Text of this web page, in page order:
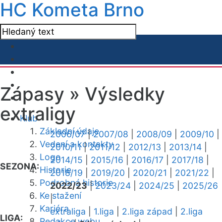
HC Kometa Brno
Klub
Základní údaje
Vedení a kontakty
Logo
Historie
Podrobná historie
Ke stažení
Kariéra
Zápasy » Výsledky
extraligy
SEZONA:
2006/07|2007/08 2008/09 2009/10
2010/11|2011/12 2012/13 2013/14
2014/15
2015/16 2016/17 2017/18
2018/19
2019/20 2020/21 2021/22
2022/23|2023/24 2024/25
2025/26
|
LIGA:
extraliga 1.liga 2.liga západ
2.liga